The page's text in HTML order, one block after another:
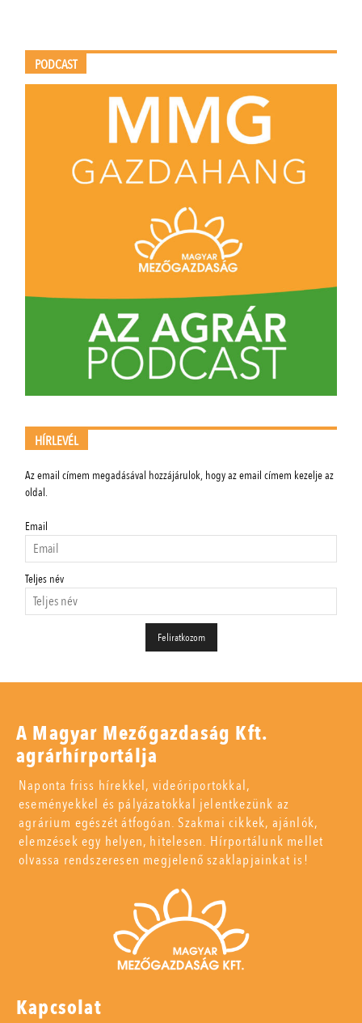
PODCAST
HÍRLEVÉL
Az email címem megadásával hozzájárulok, hogy az email címem kezelje az
oldal.
Email
Teljes név
A Magyar Mezőgazdaság Kft.
agrárhírportálja
Naponta friss hírekkel, videóriportokkal,
eseményekkel és pályázatokkal jelentkezünk az
agrárium egészét átfogóan. Szakmai cikkek, ajánlók,
elemzések egy helyen, hitelesen. Hírportálunk mellet
olvassa rendszeresen megjelenő szaklapjainkat is!
Kapcsolat